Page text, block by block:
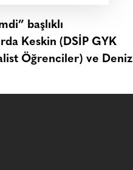
başlıklı
Keskin (DSİP GYK
Öğrenciler) ve Deniz